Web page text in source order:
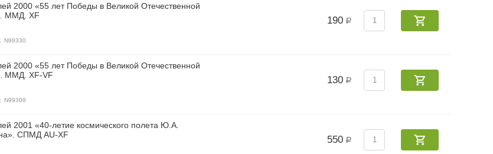
2000 «55 лет Победы в Великой Отечественной
ММД. XF
N99330
190 Р
2000 «55 лет Победы в Великой Отечественной
ММД. XF-VF
N99309
130 Р
2001 «40-летие космического полета Ю.А.
СПМД AU-XF
550 Р